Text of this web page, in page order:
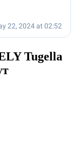
Tugella